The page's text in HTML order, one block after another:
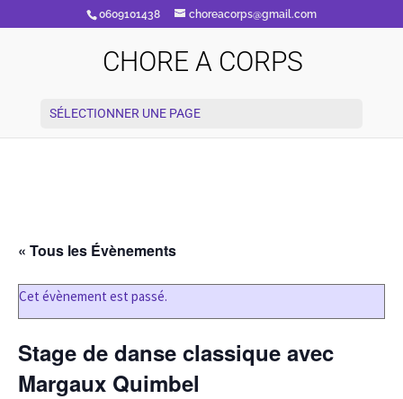
0609101438 choreacorps@gmail.com
CHORE A CORPS
SÉLECTIONNER UNE PAGE
« Tous les Évènements
Cet évènement est passé.
Stage de danse classique avec
Margaux Quimbel